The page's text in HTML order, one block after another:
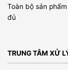
Toàn bộ sản
đủ
TRUNG TÂM XỬ